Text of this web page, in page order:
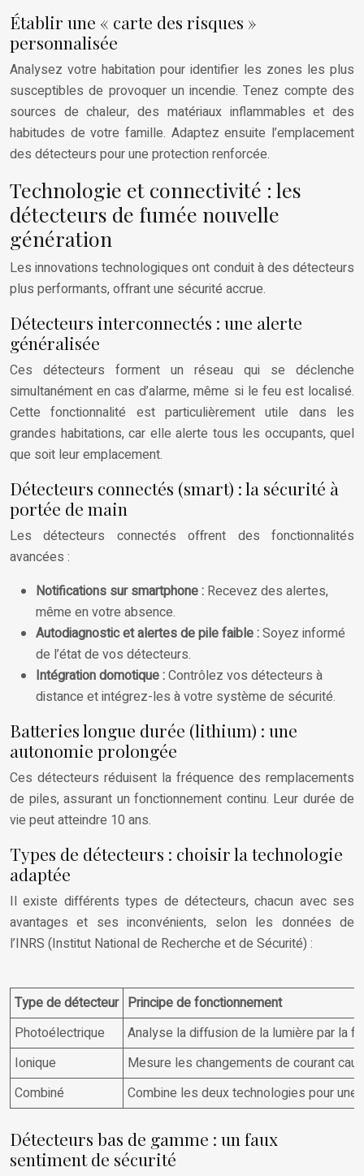
Établir une « carte des risques »
personnalisée
Analysez votre habitation pour identifier les zones les plus
susceptibles de provoquer un incendie. Tenez compte des
sources de chaleur, des matériaux inflammables et des
habitudes de votre famille. Adaptez ensuite l’emplacement
des détecteurs pour une protection renforcée.
Technologie et connectivité : les
détecteurs de fumée nouvelle
génération
Les innovations technologiques ont conduit à des détecteurs
plus performants, offrant une sécurité accrue.
Détecteurs interconnectés : une alerte
généralisée
Ces détecteurs forment un réseau qui se déclenche
simultanément en cas d’alarme, même si le feu est localisé.
Cette fonctionnalité est particulièrement utile dans les
grandes habitations, car elle alerte tous les occupants, quel
que soit leur emplacement.
Détecteurs connectés (smart) : la sécurité à
portée de main
Les détecteurs connectés offrent des fonctionnalités
avancées :
Notifications sur smartphone : Recevez des alertes,
même en votre absence.
Autodiagnostic et alertes de pile faible :Soyez informé
de l’état de vos détecteurs.
Intégration domotique :Contrôlez vos détecteurs à
distance et intégrez-les à votre système de sécurité.
Batteries longue durée (lithium) : une
autonomie prolongée
Ces détecteurs réduisent la fréquence des remplacements
de piles, assurant un fonctionnement continu. Leur durée de
vie peut atteindre 10 ans.
Types de détecteurs : choisir la technologie
adaptée
Il existe différents types de détecteurs, chacun avec ses
avantages et ses inconvénients, selon les données de
l’INRS (Institut National de Recherche et de Sécurité) :
Type de détecteur Principe de fonctionnement
Photoélectrique
Analyse la diffusion de la lumière par la
Ionique
Mesure les changements de courant
Combiné
Combine les deux technologies pour
Détecteurs bas de gamme : un faux
sentiment de sécurité